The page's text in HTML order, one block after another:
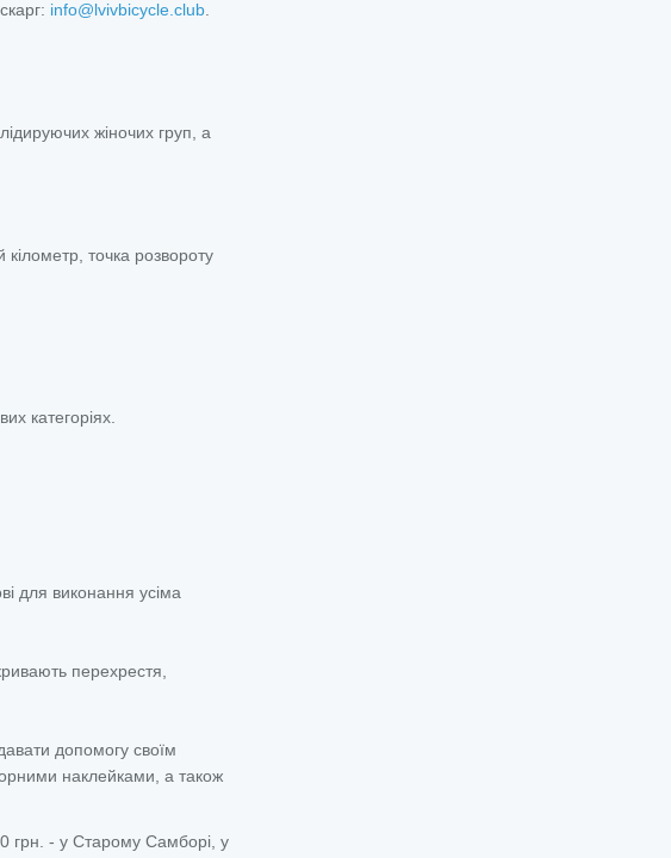
info@lvivbicycle.club
жіночих груп, а
точка розвороту
категоріях.
для виконання усіма
перехрестя,
допомогу своїм
наклейками, а також
грн. - у Старому Самборі, у